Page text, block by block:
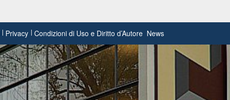
Privacy Condizioni di Uso e Diritto d’Autore News